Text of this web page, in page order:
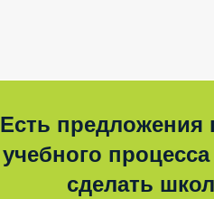
Есть предложения
учебного
сделать